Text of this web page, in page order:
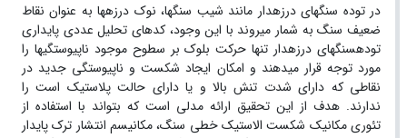
در توده سنگ‏های درزه‏دار مانند شیب سنگ‏ها، نوک درزه‏ها به عنوان نقاط
ضعیف سنگ به شمار می‏روند با این وجود، کدهای تحلیل عددی پایداری
توده‏سنگ‏های درزه‏دار تنها حرکت بلوک بر سطوح موجود ناپیوستگی‏ها را
مورد توجه قرار می‏دهند و امکان ایجاد شکست و ناپیوستگی جدید در
نقاطی که دارای شدت تنش بالا و یا دارای حالت پلاستیک است را
ندارند. هدف از این تحقیق ارائه مدلی است که بتواند با استفاده از
تئوری مکانیک شکست الاستیک خطی سنگ، مکانیسم انتشار ترک پایدار